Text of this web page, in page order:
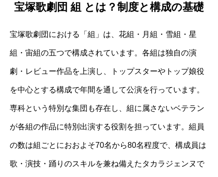
宝塚歌劇団 組 とは？制度と構成の基礎
宝塚歌劇団における「組」は、花組・月組・雪組・星
組・宙組の五つで構成されています。各組は独自の演
劇・レビュー作品を上演し、トップスターやトップ娘役
を中心とする構成で年間を通して公演を行っています。
専科という特別な集団も存在し、組に属さないベテラン
が各組の作品に特別出演する役割を担っています。組員
の数は組ごとにおおよそ70名から80名程度で、構成員は
歌・演技・踊りのスキルを兼ね備えたタカラジェンヌで